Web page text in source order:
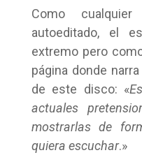
Como
autoeditado, el
extremo pero
página donde
de este disco: «
actuales
mostrarlas de
quiera escuchar.»